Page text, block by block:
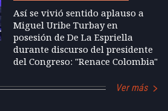
Así se vivió sentido aplauso a
Miguel Uribe Turbay en
posesión de De La Espriella
durante discurso del presidente
del Congreso: "Renace Colombia"
Ver más